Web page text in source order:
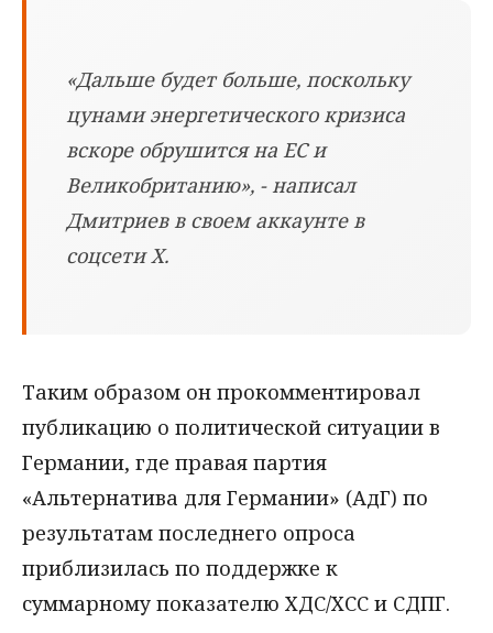
«Дальше будет больше, поскольку
цунами энергетического кризиса
вскоре обрушится на ЕС и
Великобританию», - написал
Дмитриев в своем аккаунте в
соцсети X.
Таким образом он прокомментировал
публикацию о политической ситуации в
Германии, где правая партия
«Альтернатива для Германии» (АдГ) по
результатам последнего опроса
приблизилась по поддержке к
суммарному показателю ХДС/ХСС и СДПГ.